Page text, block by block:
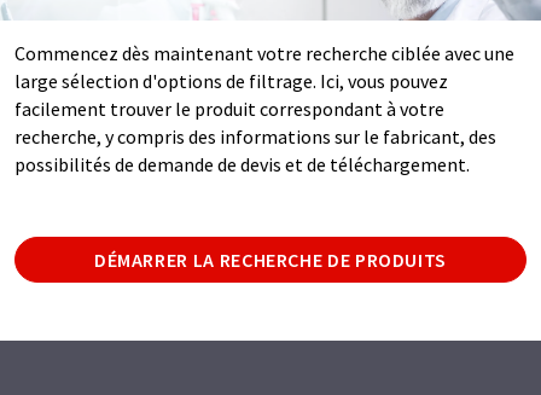
Commencez dès maintenant votre recherche ciblée avec une
large sélection d'options de filtrage. Ici, vous pouvez
facilement trouver le produit correspondant à votre
recherche, y compris des informations sur le fabricant, des
possibilités de demande de devis et de téléchargement.
DÉMARRER LA RECHERCHE DE PRODUITS